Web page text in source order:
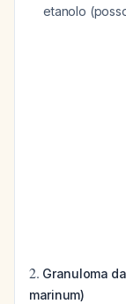
etanolo
2. Granuloma
marinum)